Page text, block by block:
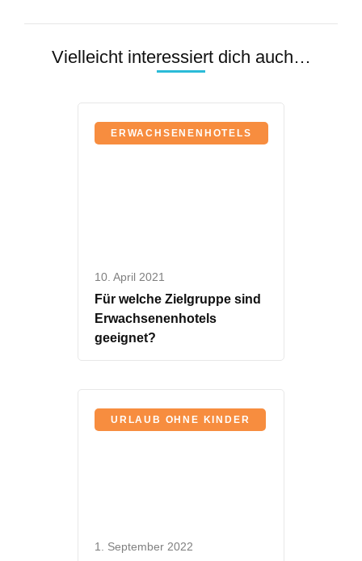
Vielleicht interessiert dich auch…
ERWACHSENENHOTELS
10. April 2021
Für welche Zielgruppe sind
Erwachsenenhotels
geeignet?
URLAUB OHNE KINDER
1. September 2022